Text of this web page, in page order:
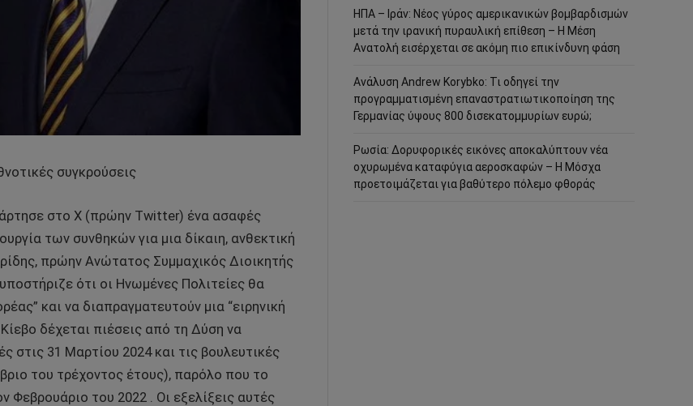
συγκρούσεις
στο X (πρώην Twitter) ένα ασαφές
των συνθηκών για μια δίκαιη, ανθεκτική
πρώην Ανώτατος Συμμαχικός Διοικητής
ότι οι Ηνωμένες Πολιτείες θα
και να διαπραγματευτούν μια “ειρηνική
δέχεται πιέσεις από τη Δύση να
στις 31 Μαρτίου 2024 και τις βουλευτικές
του τρέχοντος έτους), παρόλο που το
του 2022 . Οι εξελίξεις αυτές
ΗΠΑ – Ιράν: Νέος γύρος αμερικανικών βομβαρδισμών
μετά την ιρανική πυραυλική επίθεση – Η Μέση
Ανατολή εισέρχεται σε ακόμη πιο επικίνδυνη φάση
Ανάλυση Andrew Korybko: Τι οδηγεί την
προγραμματισμένη επαναστρατιωτικοποίηση της
Γερμανίας ύψους 800 δισεκατομμυρίων ευρώ;
Ρωσία: Δορυφορικές εικόνες αποκαλύπτουν νέα
οχυρωμένα καταφύγια αεροσκαφών – Η Μόσχα
προετοιμάζεται για βαθύτερο πόλεμο φθοράς